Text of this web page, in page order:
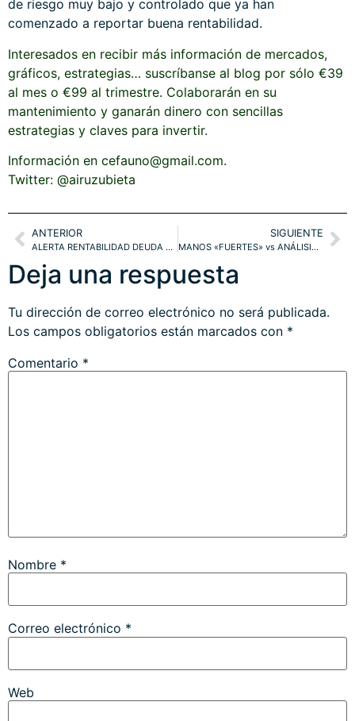
de riesgo muy bajo y controlado que ya han
comenzado a reportar buena rentabilidad.
Interesados en recibir más información de mercados,
gráficos, estrategias… suscríbanse al blog por sólo €39
al mes o €99 al trimestre. Colaborarán en su
mantenimiento y ganarán dinero con sencillas
estrategias y claves para invertir.
Información en cefauno@gmail.com.
Twitter: @airuzubieta
ANTERIOR
ALERTA RENTABILIDAD DEUDA USA. BONO-10, APPLE, VIX y BOLSAS
SIGUIENTE
MANOS «FUERTES» vs ANÁLISIS Y PREVISIONES DE MERCADOS
Deja una respuesta
Tu dirección de correo electrónico no será publicada.
Los campos obligatorios están marcados con *
Comentario *
Nombre *
Correo electrónico *
Web